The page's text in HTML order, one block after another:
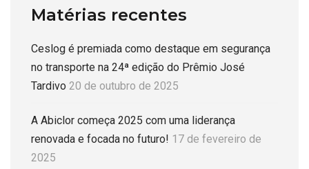
Matérias recentes
Ceslog é premiada como destaque em segurança
no transporte na 24ª edição do Prêmio José
Tardivo 20 de outubro de 2025
A Abiclor começa 2025 com uma liderança
renovada e focada no futuro! 17 de fevereiro de
2025